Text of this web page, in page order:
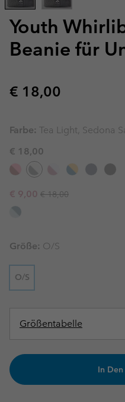
Youth
Beanie für
Regular price:
€ 18,00
Farbe: Tea Light, Sedona
€ 18,00
Sale price:
€ 9,00 Regular price:
€ 18,00
Größe: O/S
O/S
Größentabelle
In